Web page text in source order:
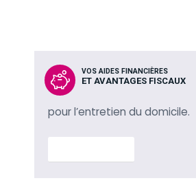
VOS AIDES FINANCIÈRES
ET AVANTAGES FISCAUX
pour l’entretien du domicile.